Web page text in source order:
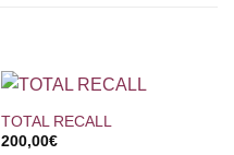
TOTAL RECALL
200,00€